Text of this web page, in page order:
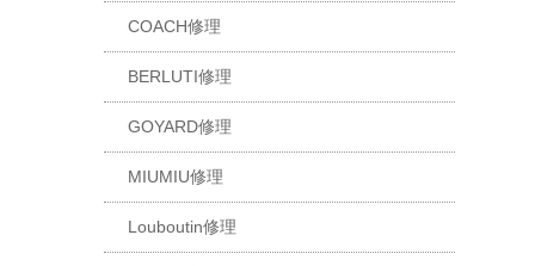
COACH修理
BERLUTI修理
GOYARD修理
MIUMIU修理
Louboutin修理